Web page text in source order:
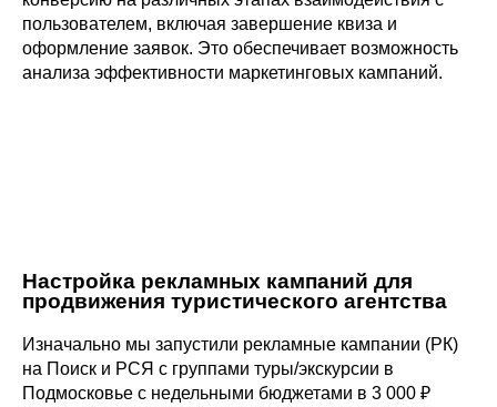
пользователем, включая завершение квиза и
оформление заявок. Это обеспечивает возможность
анализа эффективности маркетинговых кампаний.
Настройка рекламных кампаний для
продвижения туристического агентства
Изначально мы запустили рекламные кампании (РК)
на Поиск и РСЯ с группами туры/экскурсии в
Подмосковье с недельными бюджетами в 3 000 ₽